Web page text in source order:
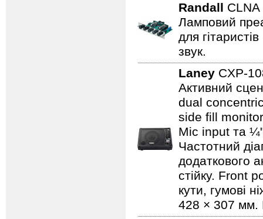
Randall
Ламповий
для
звук.
Laney CXP-
Активний
dual
side fill
Mic input та
Частотний
додаткового
стійку. Front
кути, гумові
428 × 307 мм.